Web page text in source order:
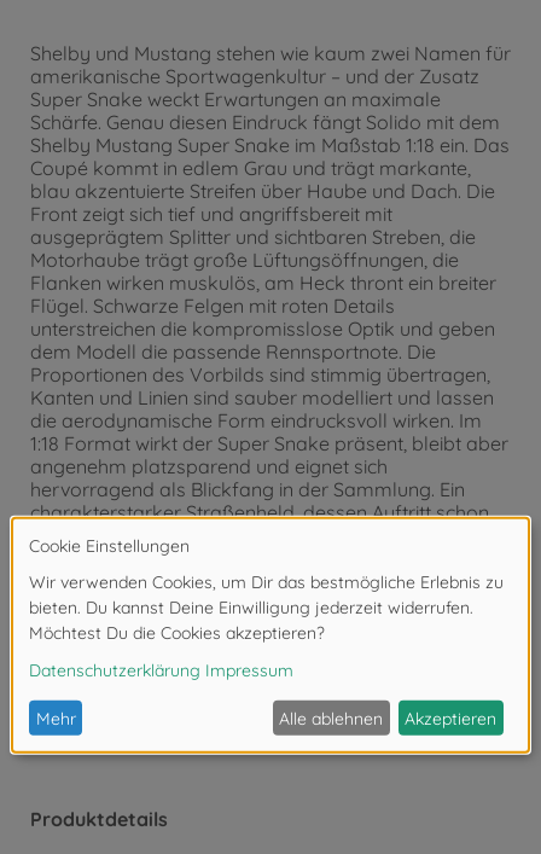
Shelby und Mustang stehen wie kaum zwei Namen für
amerikanische Sportwagenkultur – und der Zusatz
Super Snake weckt Erwartungen an maximale
Schärfe. Genau diesen Eindruck fängt Solido mit dem
Shelby Mustang Super Snake im Maßstab 1:18 ein. Das
Coupé kommt in edlem Grau und trägt markante,
blau akzentuierte Streifen über Haube und Dach. Die
Front zeigt sich tief und angriffsbereit mit
ausgeprägtem Splitter und sichtbaren Streben, die
Motorhaube trägt große Lüftungsöffnungen, die
Flanken wirken muskulös, am Heck thront ein breiter
Flügel. Schwarze Felgen mit roten Details
unterstreichen die kompromisslose Optik und geben
dem Modell die passende Rennsportnote. Die
Proportionen des Vorbilds sind stimmig übertragen,
Kanten und Linien sind sauber modelliert und lassen
die aerodynamische Form eindrucksvoll wirken. Im
1:18 Format wirkt der Super Snake präsent, bleibt aber
angenehm platzsparend und eignet sich
hervorragend als Blickfang in der Sammlung. Ein
charakterstarker Straßenheld, dessen Auftritt schon
im Stand begeistert. Seit 1932 steht Solido für
detailgetreue Diecast-Modelle ikonischer Fahrzeuge –
von Oldtimern bis modernen Sportwagen.
Achtung!Nicht geeignet für Kinder unter 3
Jahren. Erstickungsgefahr durch Kleinteile.
Produktdetails